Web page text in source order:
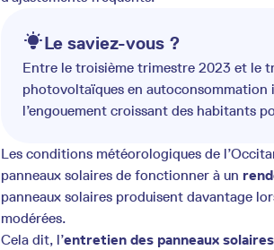
Le saviez-vous ?
Entre le troisième trimestre 2023 et le
photovoltaïques en autoconsommation
l’engouement croissant des habitants
Les conditions météorologiques de
panneaux solaires de fonctionner à un
panneaux solaires produisent davantage
modérées.
Cela dit, l’entretien des panneaux solaires